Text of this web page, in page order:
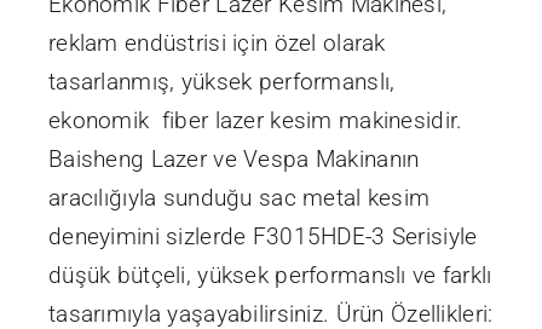
reklam endüstrisi için özel olarak
tasarlanmış, yüksek performanslı,
ekonomik fiber lazer kesim makinesidir.
Baisheng Lazer ve Vespa Makinanın
aracılığıyla sunduğu sac metal kesim
deneyimini sizlerde F3015HDE-3 Serisiyle
düşük bütçeli, yüksek performanslı ve farklı
tasarımıyla yaşayabilirsiniz. Ürün Özellikleri: